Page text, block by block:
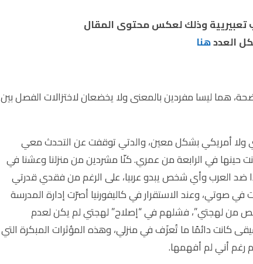
تعبيريية وذلك لعكس محتوى المقال
العددهنا
هما ليسا مفردين بالمعنى ولا يخضعان لاختزالات الفصل بين
ولا أمريكي بشكل معين، والدتي توقفت عن التحدث معي
أجل سلامتنا، كنت حينها في الرابعة من عمري. كنّا مشردين من منزلنا وعشنا في
ضد العرب وأي شخص يبدو عربيا، على الرغم من فقدي قدرتي
في صوتي، وعند الاستقرار في كاليفورنيا أصرّت إدارة المدرسة
من لهجتي”، فشلهم في “إصلاح” لهجتي لم يكن لعدم
كانت دائمًا ما تُعزَف في منزلي، وهذه المؤثرات المبكرة التي
رغم أني لم أفهمها.